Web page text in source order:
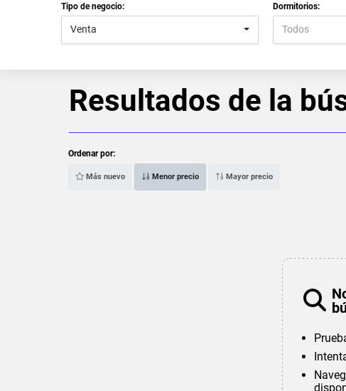
Tipo de negocio:
Venta
Dormitorios:
Todos
Resultados de la
Ordenar por:
Más nuevo Menor precio Mayor precio